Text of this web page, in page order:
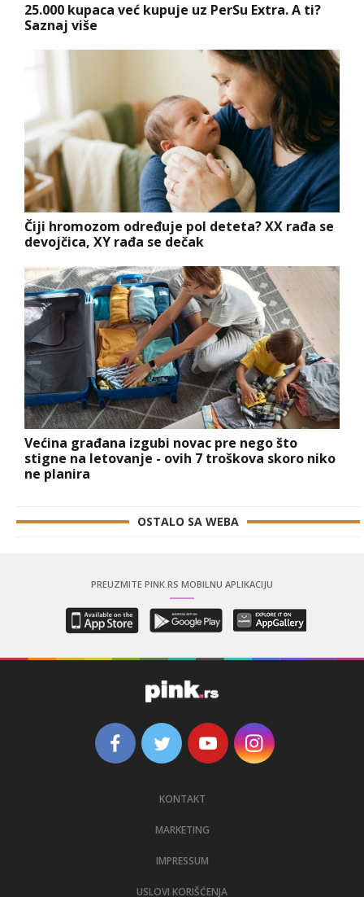
25.000 kupaca već kupuje uz PerSu Extra. A ti?
Saznaj više
Čiji hromozom određuje pol deteta? XX rađa se
devojčica, XY rađa se dečak
Većina građana izgubi novac pre nego što
stigne na letovanje - ovih 7 troškova skoro niko
ne planira
OSTALO SA WEBA
PREUZMITE PINK.RS MOBILNU APLIKACIJU
KONTAKT
MARKETING
IMPRESSUM
USLOVI KORIŠĆENJA